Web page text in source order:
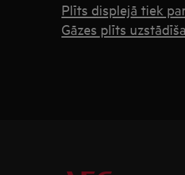
Plīts displejā tiek
Gāzes plīts